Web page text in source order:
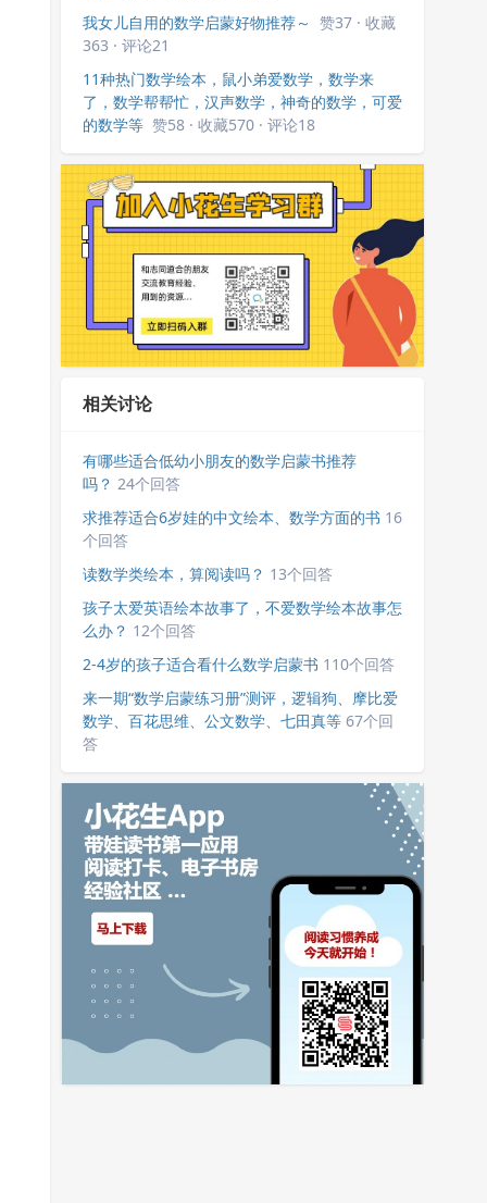
我女儿自用的数学启蒙好物推荐～ 赞37 · 收藏
363 · 评论21
11种热门数学绘本，鼠小弟爱数学，数学来
了，数学帮帮忙，汉声数学，神奇的数学，可爱
的数学等 赞58 · 收藏570 · 评论18
相关讨论
有哪些适合低幼小朋友的数学启蒙书推荐
吗？ 24个回答
求推荐适合6岁娃的中文绘本、数学方面的书 16
个回答
读数学类绘本，算阅读吗？ 13个回答
孩子太爱英语绘本故事了，不爱数学绘本故事怎
么办？ 12个回答
2-4岁的孩子适合看什么数学启蒙书 110个回答
来一期“数学启蒙练习册”测评，逻辑狗、摩比爱
数学、百花思维、公文数学、七田真等 67个回
答